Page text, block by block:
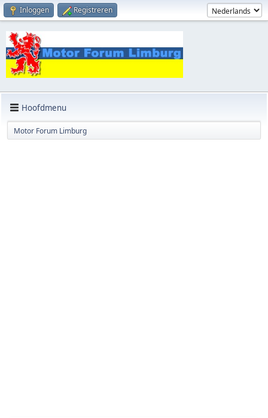
Inloggen Registreren
Hoofdmenu
Motor Forum Limburg